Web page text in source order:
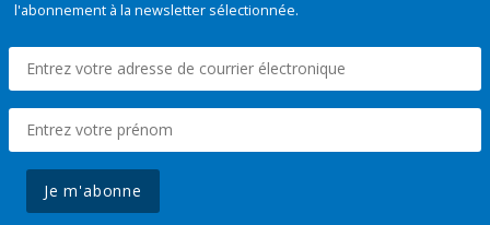
l'abonnement à la newsletter sélectionnée.
Je m'abonne